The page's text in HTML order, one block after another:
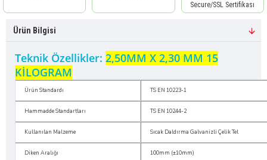
Secure/SSL Sertifikası
Ürün Bilgisi
Teknik Özellikler: 2,50MM X 2,30 MM 15
KİLOGRAM
Ürün Standardı TS EN 10223-1
Hammadde Standartları TS EN 10244-2
Kullanılan Malzeme Sıcak Daldırma Galvanizli Çelik Tel
Diken Aralığı 100mm (±10mm)